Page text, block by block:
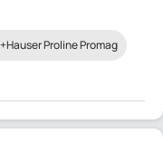
Proline Promag